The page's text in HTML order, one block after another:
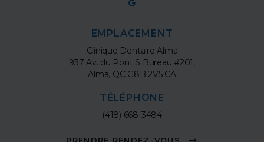
EMPLACEMENT
Clinique Dentaire Alma
937 Av. du Pont S Bureau #201
Alma QC G8B 2V5 CA
TÉLÉPHONE
(418) 668-3484